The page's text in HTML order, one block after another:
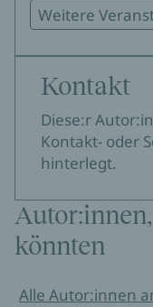
Christian Baron
Zum Event
Christian
Kaiserslautern-
25.11.2026 19:30
Zum Event
Weitere
Kontakt
Diese:r
Kontakt- oder
hinterlegt.
könnten
Alle Autor:innen